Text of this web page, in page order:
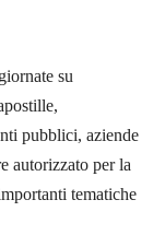
su
pubblici, aziende
autorizzato per la
tematiche